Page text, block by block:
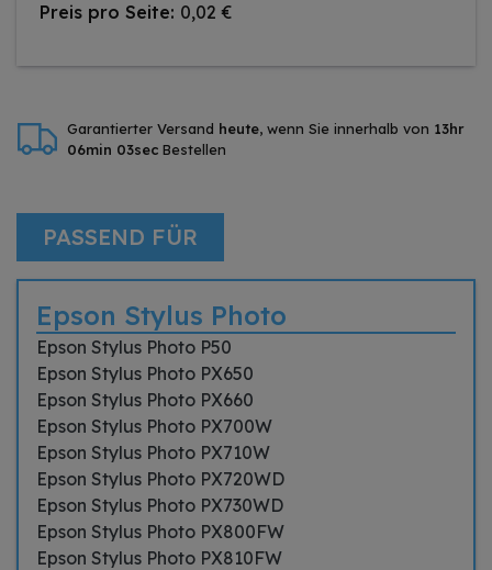
Preis pro Seite: 0,02 €
Garantierter Versand heute, wenn Sie innerhalb von 13hr
06min 02sec Bestellen
PASSEND FÜR
Epson Stylus Photo
Epson Stylus Photo P50
Epson Stylus Photo PX650
Epson Stylus Photo PX660
Epson Stylus Photo PX700W
Epson Stylus Photo PX710W
Epson Stylus Photo PX720WD
Epson Stylus Photo PX730WD
Epson Stylus Photo PX800FW
Epson Stylus Photo PX810FW